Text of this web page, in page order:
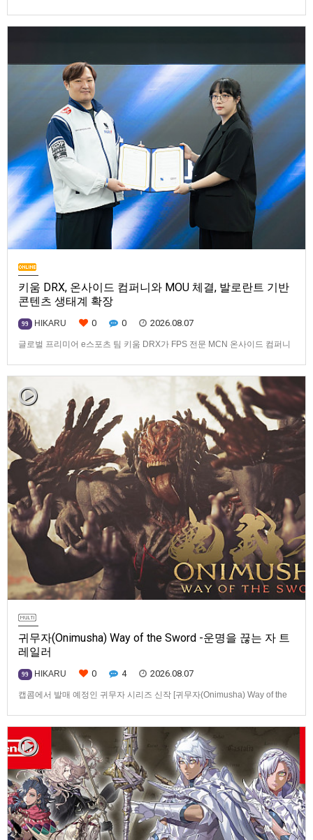
키움 DRX, 온사이드 컴퍼니와 MOU 체결, 발로란트 기반
콘텐츠 생태계 확장
99 HIKARU 0 0 2026.08.07
글로벌 프리미어 e스포츠 팀 키움 DRX가 FPS 전문 MCN 온사이드 컴퍼니
문화 산업 저변 확대 및 콘텐츠 강화를 위한 업무 협약(MOU)을 체결했다고
밝혔다. 이날 협약식에는 키움 DRX 양선일 대표이사, …
귀무자(Onimusha) Way of the Sword -운명을 끊는 자 트
레일러
99 HIKARU 0 4 2026.08.07
캡콤에서 발매 예정인 귀무자 시리즈 신작 [귀무자(Onimusha) Way of the